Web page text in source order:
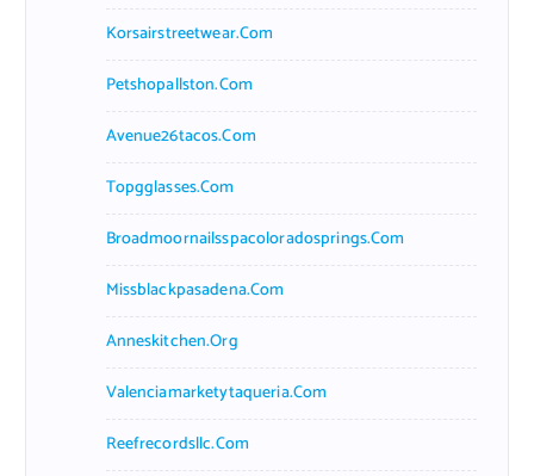
Korsairstreetwear.com
Petshopallston.com
Avenue26tacos.com
Topgglasses.com
Broadmoornailsspacoloradosprings.com
Missblackpasadena.com
Anneskitchen.org
Valenciamarketytaqueria.com
Reefrecordsllc.com